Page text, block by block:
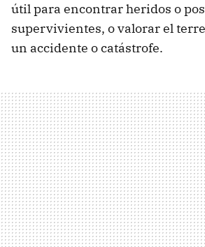
útil para encontrar heridos o
supervivientes, o valorar el
un accidente o catástrofe.